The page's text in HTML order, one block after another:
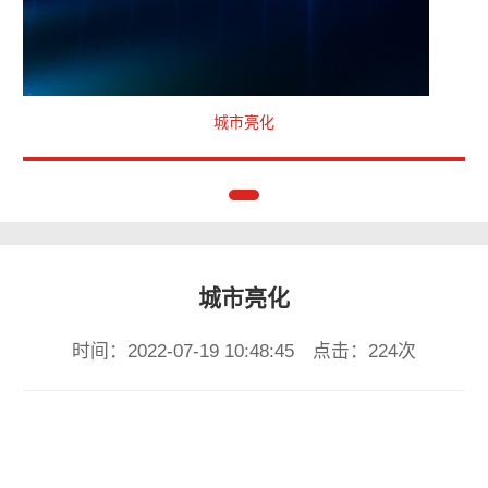
城市亮化
城市亮化
时间：2022-07-19 10:48:45 点击：224次